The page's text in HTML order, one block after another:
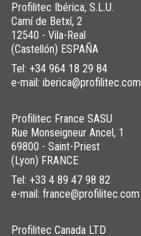
Profilitec Ibérica, S.L.U.
Camí de Betxí, 2
12540 - Vila-Real
(Castellón) ESPAÑA
Tel: +34 964 18 29 84
e-mail: iberica@profilitec.com
Profilitec France SASU
Rue Monseigneur Ancel, 1
69800 - Saint-Priest
(Lyon) FRANCE
Tel: +33 4 89 47 98 82
e-mail: france@profilitec.com
Profilitec Canada LTD